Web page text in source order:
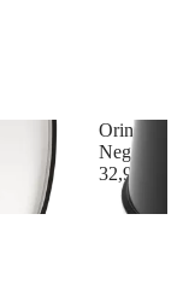
Orinal
Negro/
32,90 €